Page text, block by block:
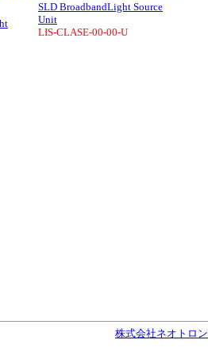
株式会社ネオトロン
SLD BroadbandLight Source
Unit
LIS-CLASE-00-00-U